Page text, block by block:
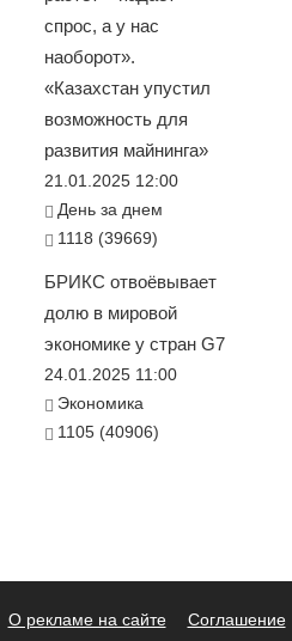
спрос, а у нас
наоборот».
«Казахстан упустил
возможность для
развития майнинга»
21.01.2025 12:00
День за днем
1118 (39669)
БРИКС отвоёвывает
долю в мировой
экономике у стран G7
24.01.2025 11:00
Экономика
1105 (40906)
О рекламе на сайте
Соглашение